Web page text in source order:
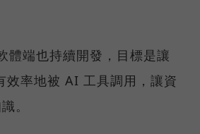
體端也持續開發，目標是讓
效率地被 AI 工具調用，讓資
。